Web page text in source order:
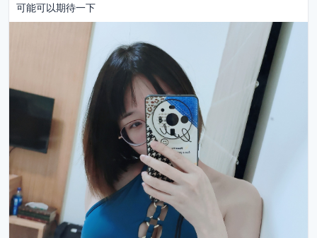
可能可以期待一下